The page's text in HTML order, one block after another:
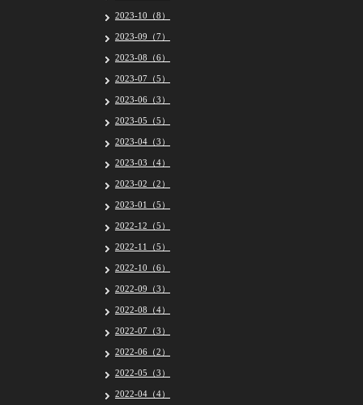
2023-10（8）
2023-09（7）
2023-08（6）
2023-07（5）
2023-06（3）
2023-05（5）
2023-04（3）
2023-03（4）
2023-02（2）
2023-01（5）
2022-12（5）
2022-11（5）
2022-10（6）
2022-09（3）
2022-08（4）
2022-07（3）
2022-06（2）
2022-05（3）
2022-04（4）